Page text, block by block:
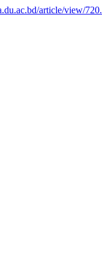
article/view/720.